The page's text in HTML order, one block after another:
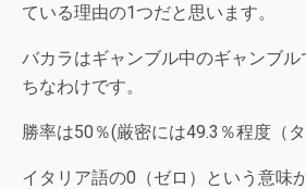
ている理由の1つだと思います。
バカラはギャンブル中のギャンブル
ちなわけです。
勝率は50％(厳密には49.3％程度（
イタリア語の0（ゼロ）という意味